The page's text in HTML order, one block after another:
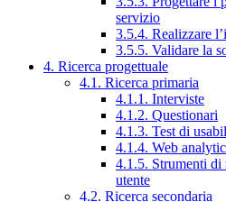
servizio
3.5.4. Realizzare
3.5.5. Validare la
4. Ricerca progettuale
4.1. Ricerca primaria
4.1.1. Interviste
4.1.2. Questionari
4.1.3. Test di
4.1.4. Web
4.1.5. Strumenti di
utente
4.2. Ricerca secondaria